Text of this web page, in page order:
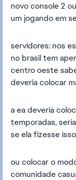
novo console 2
um jogando em
servidores: nos
no brasil tem
centro oeste
deveria colocar
a ea deveria
temporadas,
se ela fizesse
ou colocar o
comunidade